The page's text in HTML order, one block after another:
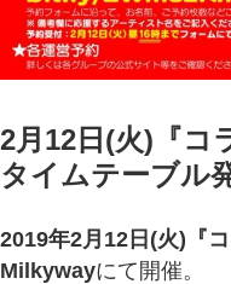
2月12日(火)『コ
タイムテーブル
2019年2月12日(火) 『
Milkywayにて開催。